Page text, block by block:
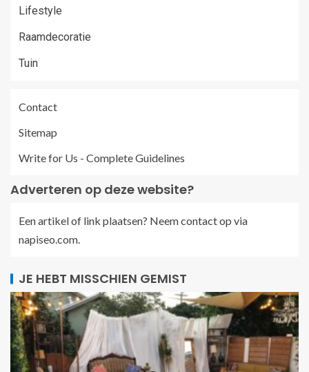
Lifestyle
Raamdecoratie
Tuin
Contact
Sitemap
Write for Us - Complete Guidelines
Adverteren op deze website?
Een artikel of link plaatsen? Neem contact op via
napiseo.com.
JE HEBT MISSCHIEN GEMIST